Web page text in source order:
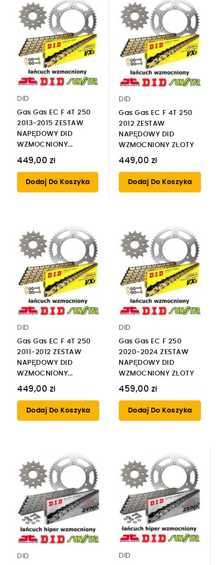
DID
Gas Gas EC F 4T 250
2013-2015 ZESTAW
NAPĘDOWY DID
WZMOCNIONY...
449,00 zł
Dodaj Do Koszyka
DID
Gas Gas EC F 4T 250
2012 ZESTAW
NAPĘDOWY DID
WZMOCNIONY ZŁOTY
449,00 zł
Dodaj Do Koszyka
DID
Gas Gas EC F 4T 250
2011-2012 ZESTAW
NAPĘDOWY DID
WZMOCNIONY...
449,00 zł
Dodaj Do Koszyka
DID
Gas Gas EC F 250
2020-2024 ZESTAW
NAPĘDOWY DID
WZMOCNIONY ZŁOTY
459,00 zł
Dodaj Do Koszyka
DID
DID